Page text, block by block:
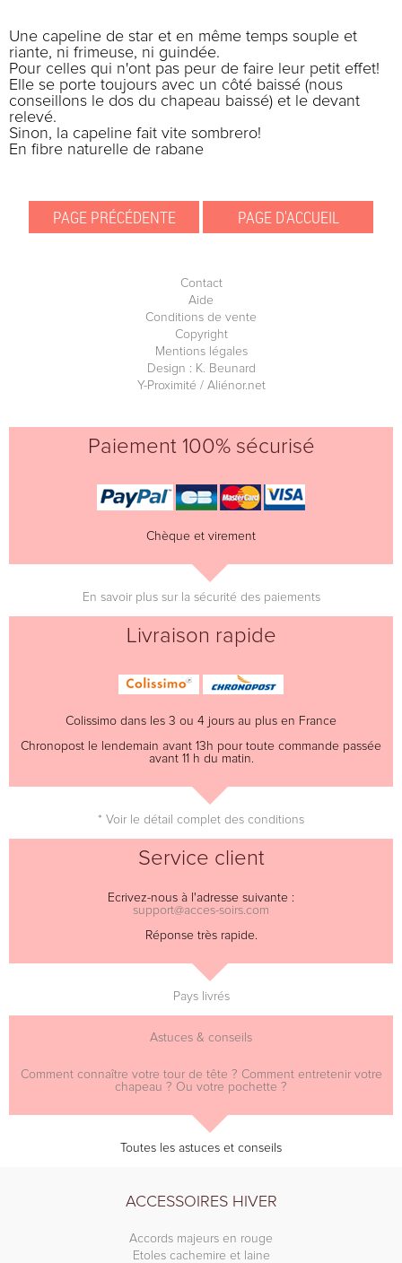
Une capeline de star et en même temps souple et
riante, ni frimeuse, ni guindée.
Pour celles qui n'ont pas peur de faire leur petit effet!
Elle se porte toujours avec un côté baissé (nous
conseillons le dos du chapeau baissé) et le devant
relevé.
Sinon, la capeline fait vite sombrero!
En fibre naturelle de rabane
Contact
Aide
Conditions de vente
Copyright
Mentions légales
Design : K. Beunard
Y-Proximité / Aliénor.net
Paiement 100% sécurisé
Chèque et virement
En savoir plus sur la sécurité des paiements
Livraison rapide
Colissimo dans les 3 ou 4 jours au plus en France
Chronopost le lendemain avant 13h pour toute commande passée
avant 11 h du matin.
* Voir le détail complet des conditions
Service client
Ecrivez-nous à l'adresse suivante :
support@acces-soirs.com
Réponse très rapide.
Pays livrés
Astuces & conseils
Comment connaître votre tour de tête ? Comment entretenir votre
chapeau ? Ou votre pochette ?
Toutes les astuces et conseils
ACCESSOIRES HIVER
Accords majeurs en rouge
Etoles cachemire et laine